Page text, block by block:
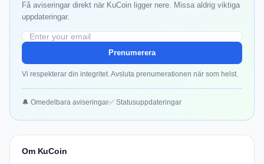
Få aviseringar direkt när KuCoin ligger nere. Missa aldrig viktiga
uppdateringar.
Prenumerera
Vi respekterar din integritet. Avsluta prenumerationen när som helst.
🔔 Omedelbara aviseringar✅ Statusuppdateringar
Om KuCoin